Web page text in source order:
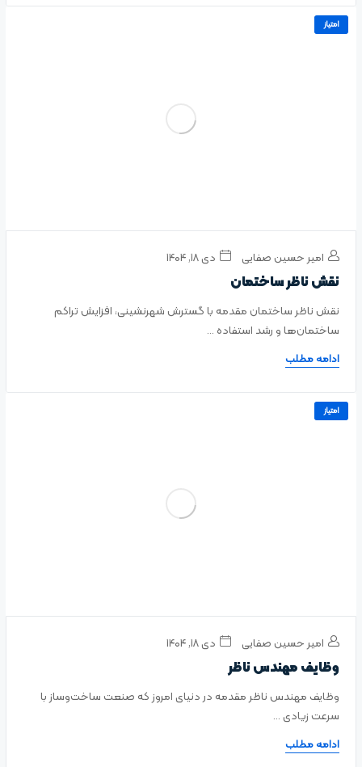
امتیاز
امیر حسین صفایی دی ۱۸, ۱۴۰۴
نقش ناظر ساختمان
نقش ناظر ساختمان مقدمه با گسترش شهرنشینی، افزایش تراکم
ساختمان‌ها و رشد استفاده ...
ادامه مطلب
امتیاز
امیر حسین صفایی دی ۱۸, ۱۴۰۴
وظایف مهندس ناظر
وظایف مهندس ناظر مقدمه در دنیای امروز که صنعت ساخت‌وساز با
سرعت زیادی ...
ادامه مطلب